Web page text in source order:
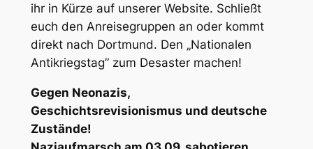
ihr in Kürze auf unserer Website. Schließt
euch den Anreisegruppen an oder kommt
direkt nach Dortmund. Den „Nationalen
Antikriegstag” zum Desaster machen!
Gegen Neonazis,
Geschichtsrevisionismus und deutsche
Zustände!